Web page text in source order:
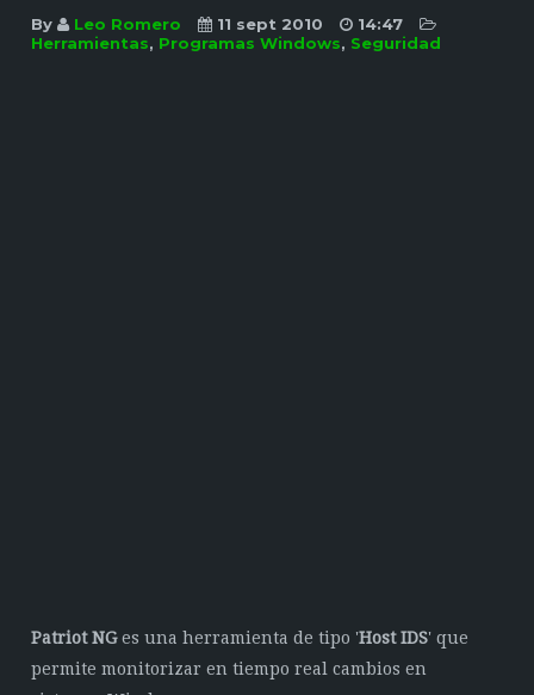
By Leo Romero 11 sept 2010
14:47
Herramientas, Programas Windows, Seguridad
Patriot NGes una herramienta de tipo 'Host IDS' que
permite monitorizar en tiempo real cambios en